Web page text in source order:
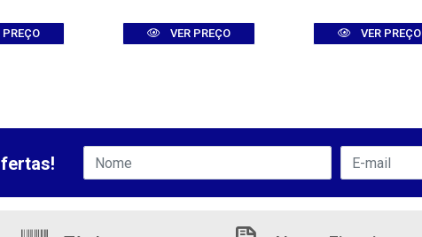
PREÇO VER PREÇO VER PREÇO